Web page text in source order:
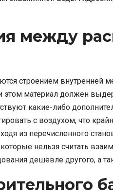
между
строением
материал должен
какие-либо
с воздухом, что
из перечисленного
нельзя считать
дешевле другого, а